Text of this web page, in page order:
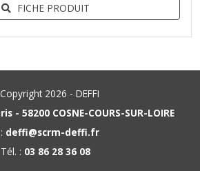
FICHE PRODUIT
2026 - DEFFI
- 58200 COSNE-COURS-SUR-LOIRE
deffi@scrm-deffi.fr
Tél. : 03 86 28 36 08